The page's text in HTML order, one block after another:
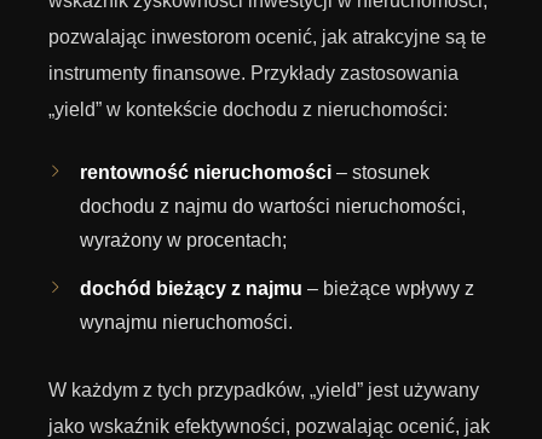
pozwalając inwestorom ocenić, jak atrakcyjne są te
instrumenty finansowe. Przykłady zastosowania
„yield” w kontekście dochodu z nieruchomości:
rentowność nieruchomości – stosunek
dochodu z najmu do wartości nieruchomości,
wyrażony w procentach;
dochód bieżący z najmu – bieżące wpływy z
wynajmu nieruchomości.
W każdym z tych przypadków, „yield” jest używany
jako wskaźnik efektywności, pozwalając ocenić, jak